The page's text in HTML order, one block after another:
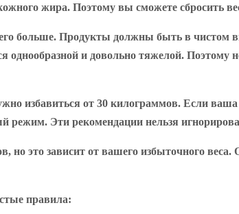
жира. Поэтому вы сможете сбросить
больше. Продукты должны быть в чистом
однообразной и довольно тяжелой.
избавиться от 30 килограммов. Если
режим. Эти рекомендации нельзя
это зависит от вашего избыточного
правила: